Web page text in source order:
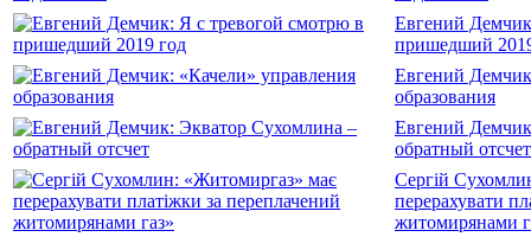
Евгений
пришедший
Евгений
образования
Евгений
обратный отсчет
Сергій
перерахувати
житомирянами